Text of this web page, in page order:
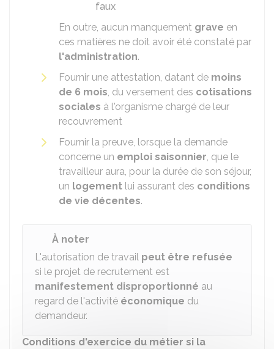
faux
En outre, aucun manquement grave en
ces matières ne doit avoir été constaté par
l'administration.
Fournir une attestation, datant de moins
de 6 mois, du versement des cotisations
sociales à l'organisme chargé de leur
recouvrement
Fournir la preuve, lorsque la demande
concerne un emploi saisonnier, que le
travailleur aura, pour la durée de son séjour,
un logement lui assurant des conditions
de vie décentes.
À noter
L'autorisation de travail peut être refusée
si le projet de recrutement est
manifestement disproportionné au
regard de l'activité économique du
demandeur.
Conditions d'exercice du métier si la